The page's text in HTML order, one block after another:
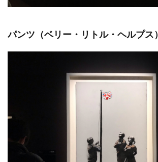
パンツ（ベリー・リトル・ヘルプス）